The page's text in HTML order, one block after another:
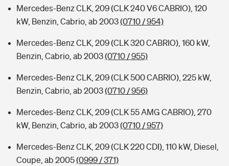
Mercedes-Benz CLK, 209 (CLK 240 V6 CABRIO), 120
kW, Benzin, Cabrio, ab 2003(0710 / 954)
Mercedes-Benz CLK, 209 (CLK 320 CABRIO), 160 kW,
Benzin, Cabrio, ab 2003(0710 / 955)
Mercedes-Benz CLK, 209 (CLK 500 CABRIO), 225 kW,
Benzin, Cabrio, ab 2003(0710 / 956)
Mercedes-Benz CLK, 209 (CLK 55 AMG CABRIO), 270
kW, Benzin, Cabrio, ab 2003(0710 / 957)
Mercedes-Benz CLK, 209 (CLK 220 CDI), 110 kW, Diesel,
Coupe, ab 2005(0999 / 371)